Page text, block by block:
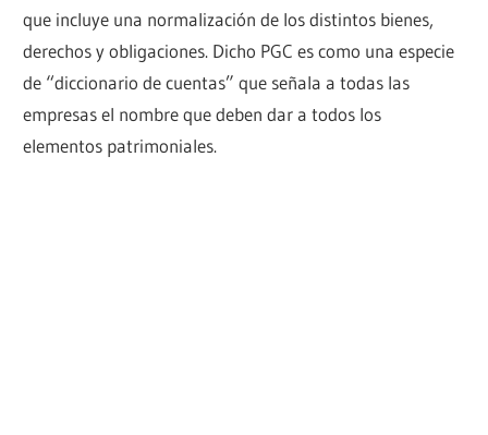
que incluye una normalización de los distintos bienes,
derechos y obligaciones. Dicho PGC es como una especie
de “diccionario de cuentas” que señala a todas las
empresas el nombre que deben dar a todos los
elementos patrimoniales.